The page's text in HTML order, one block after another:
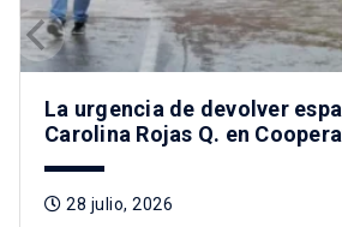
La urgencia de devolver
Carolina Rojas Q. en
28 julio, 2026